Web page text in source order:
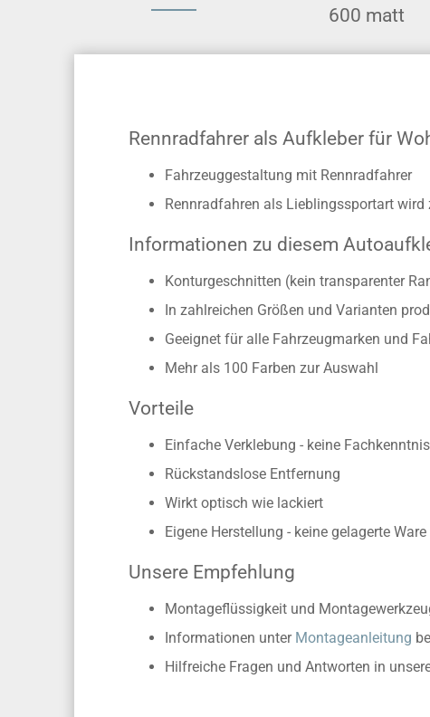
600 matt
Rennradfahrer als Aufkleber für
Fahrzeuggestaltung mit Rennradfahrer
Rennradfahren als Lieblingssportart
Informationen zu diesem
Konturgeschnitten (kein transparenter
In zahlreichen Größen und Varianten
Geeignet für alle Fahrzeugmarken und
Mehr als 100 Farben zur Auswahl
Vorteile
Einfache Verklebung - keine
Rückstandslose Entfernung
Wirkt optisch wie lackiert
Eigene Herstellung - keine gelagerte Ware
Unsere Empfehlung
Montageflüssigkeit und
Informationen unter Montageanleitung
Hilfreiche Fragen und Antworten in